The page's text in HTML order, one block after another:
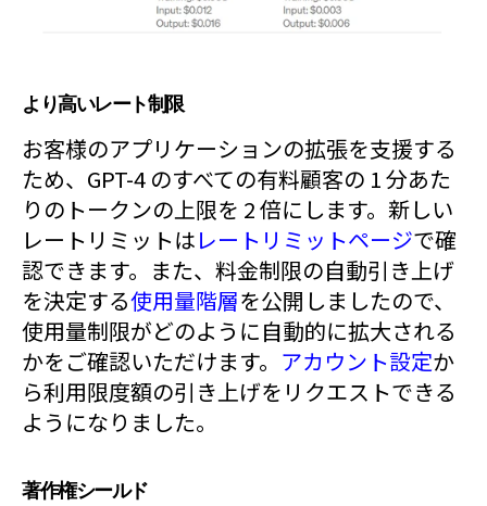
より高いレート制限
お客様のアプリケーションの拡張を支援する
ため、GPT-4 のすべての有料顧客の 1 分あた
りのトークンの上限を 2 倍にします。新しい
レートリミットはレートリミットページで確
認できます。また、料金制限の自動引き上げ
を決定する使用量階層を公開しましたので、
使用量制限がどのように自動的に拡大される
かをご確認いただけます。 アカウント設定か
ら利用限度額の引き上げをリクエストできる
ようになりました。
著作権シールド